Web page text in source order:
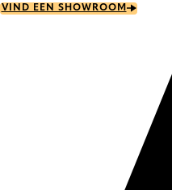
Skip
VIND EEN SHOWROOM